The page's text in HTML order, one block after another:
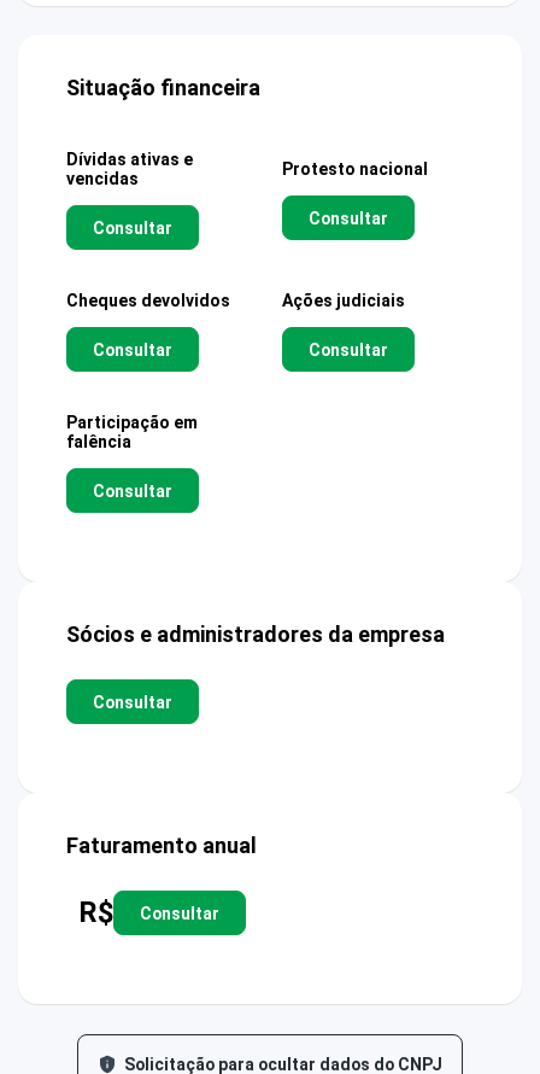
Situação financeira
Dívidas ativas e
vencidas
Consultar
Protesto nacional
Consultar
Cheques devolvidos
Consultar
Ações judiciais
Consultar
Participação em
falência
Consultar
Sócios e administradores da empresa
Consultar
Faturamento anual
R$ Consultar
Solicitação para ocultar dados do CNPJ